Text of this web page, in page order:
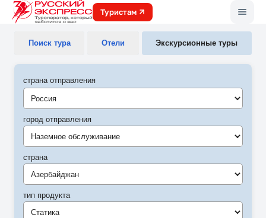
Туристам
Поиск тура Отели Экскурсионные туры
страна отправления
город отправления
Наземное обслуживание
страна
Азербайджан
тип продукта
Статика